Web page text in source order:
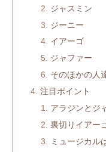
ジャスミン
ジーニー
イアーゴ
ジャファー
そのほかの人
注目ポイント
アラジンとジ
裏切りイアー
ミュージカル